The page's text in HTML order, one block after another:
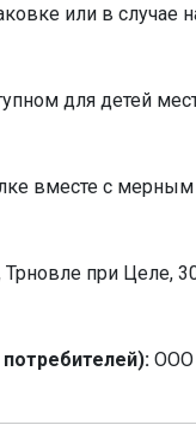
или в случае
для детей
вместе с мерным
при Целе,
ООО